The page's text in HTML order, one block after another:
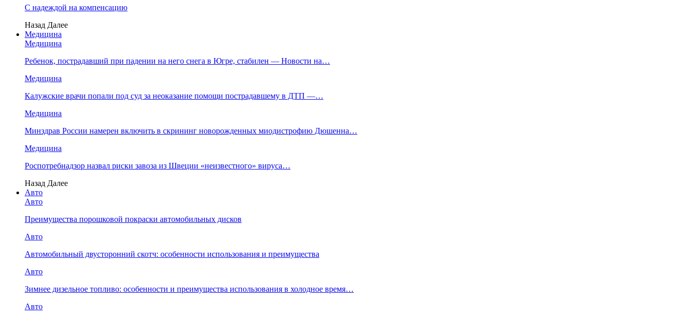
С надеждой на компенсацию
Назад Далее
Медицина
Медицина
Ребенок, пострадавший при падении на него снега в Югре, стабилен — Новости на…
Медицина
Калужские врачи попали под суд за неоказание помощи пострадавшему в ДТП —…
Медицина
Минздрав России намерен включить в скрининг новорожденных миодистрофию Дюшенна…
Медицина
Роспотребнадзор назвал риски завоза из Швеции «неизвестного» вируса…
Назад Далее
Авто
Авто
Преимущества порошковой покраски автомобильных дисков
Авто
Автомобильный двусторонний скотч: особенности использования и преимущества
Авто
Зимнее дизельное топливо: особенности и преимущества использования в холодное время…
Авто